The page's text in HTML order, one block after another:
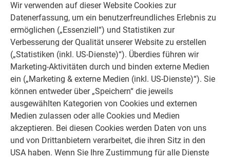
Wir verwenden auf dieser Website Cookies zur
Datenerfassung, um ein benutzerfreundliches Erlebnis zu
ermöglichen („Essenziell“) und Statistiken zur
Verbesserung der Qualität unserer Website zu erstellen
(„Statistiken (inkl. US-Dienste)“). Überdies führen wir
Marketing-Aktivitäten durch und binden externe Medien
ein („Marketing & externe Medien (inkl. US-Dienste)“). Sie
können entweder über „Speichern“ die jeweils
ausgewählten Kategorien von Cookies und externen
Medien zulassen oder alle Cookies und Medien
akzeptieren. Bei diesen Cookies werden Daten von uns
und von Drittanbietern verarbeitet, die ihren Sitz in den
USA haben. Wenn Sie Ihre Zustimmung für alle Dienste
Nach anfänglichen Schwierigkeiten während der Aufstellung
des Kranes verlief das restliche Projekt mit Dachdämmung,
Verlegung der Holzschalung, Folien und PREFA Dachplatten
sehr reibungslos und schnell. Mit den handwerklichen
Leistungen der Spenglerei Scheu und der Umsetzung des
Projektes sind wir sehr zufrieden.
KÖNNEN SIE PREFA WEITEREMPFEHLEN?
Absolut, insbesondere überzeugen uns der Werkstoff und
das Design der PREFA Dachplatte R.16, die
Langlebigkeit und
Widerstandskraft
gegen Regen, Schnee undSturm
. Ich würde